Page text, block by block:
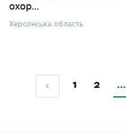
охор...
Херсонська область
1 2 …